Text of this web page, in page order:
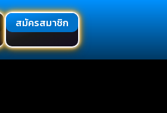
สมัครสมาชิก